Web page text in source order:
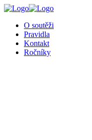
O soutěži
Pravidla
Kontakt
Ročníky